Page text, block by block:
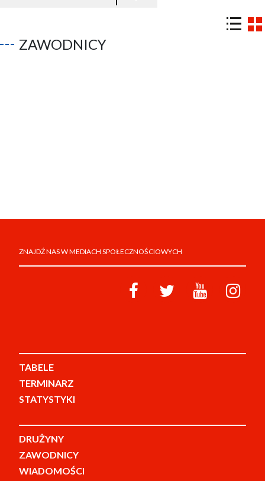
ZAWODNICY
ZNAJDŹ NAS W MEDIACH SPOŁECZNOŚCIOWYCH
TABELE
TERMINARZ
STATYSTYKI
DRUŻYNY
ZAWODNICY
WIADOMOŚCI